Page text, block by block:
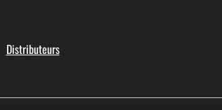
Distributeurs